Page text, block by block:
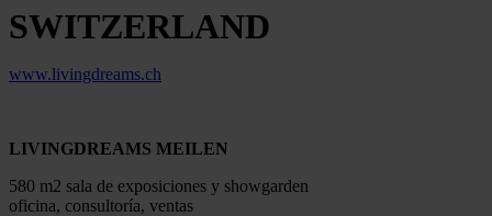
SWITZERLAND
www.livingdreams.ch
LIVINGDREAMS MEILEN
580 m2 sala de exposiciones y showgarden
oficina, consultoría, ventas